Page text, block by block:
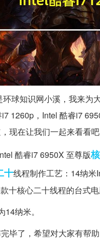
环球知识网小溪，我来为
1260p，Intel 酷睿i7
现在让我们一起来看看吧
酷睿i7 6950X 至尊版
十线程制作工艺：14纳米
十核心二十线程的台式电
纳米。
毕了，希望对大家有帮助